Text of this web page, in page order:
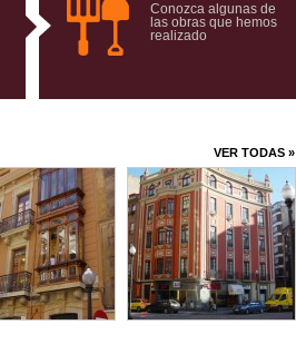
Conozca algunas de
las obras que hemos
realizado
VER TODAS »